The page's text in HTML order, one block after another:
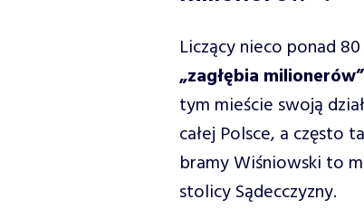
Liczący nieco ponad
„zagłębia milionerów”
tym mieście swoją
całej Polsce, a często
bramy Wiśniowski to
stolicy Sądecczyzny.